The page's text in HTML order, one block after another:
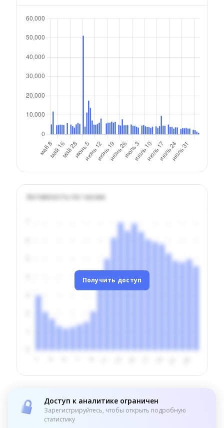
Активность по часам
Получить доступ
Доступ к аналитике ограничен
Зарегистрируйтесь, чтобы открыть подробную
статистику